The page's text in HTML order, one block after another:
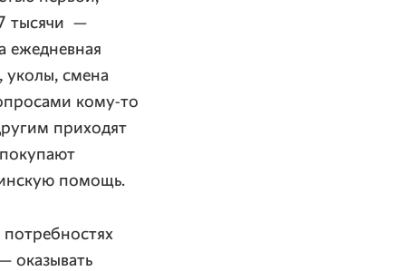
тысячи —
ежедневная
уколы, смена
кому-то
приходят
помощь.
оказывать